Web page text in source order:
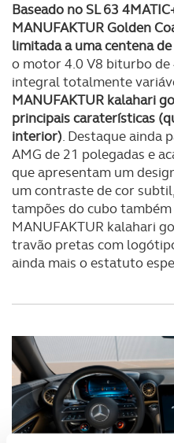
Baseado no SL 63
MANUFAKTUR Golden
limitada a uma centena
o motor 4.0 V8 biturbo
integral totalmente
MANUFAKTUR kalahari
principais caraterísticas
interior). Destaque ainda
AMG de 21 polegadas e
que apresentam um
um contraste de cor
tampões do cubo
MANUFAKTUR kalahari
travão pretas com
ainda mais o estatuto